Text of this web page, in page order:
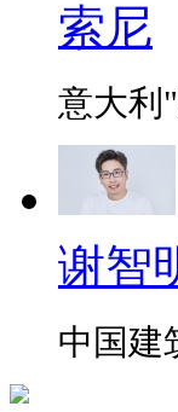
索尼
意大利
谢智
中国建